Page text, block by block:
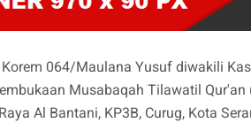
064/Maulana Yusuf diwakili
Musabaqah Tilawatil Qur'an
Al Bantani, KP3B, Curug, Kota